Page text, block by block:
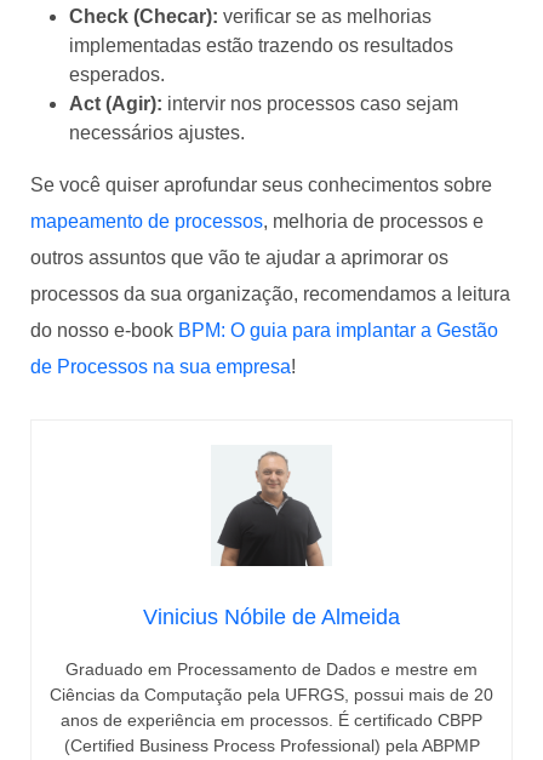
Check (Checar): verificar se as melhorias
implementadas estão trazendo os resultados
esperados.
Act (Agir): intervir nos processos caso sejam
necessários ajustes.
Se você quiser aprofundar seus conhecimentos sobre
mapeamento de processos, melhoria de processos e
outros assuntos que vão te ajudar a aprimorar os
processos da sua organização, recomendamos a leitura
do nosso e-book BPM: O guia para implantar a Gestão
de Processos na sua empresa!
Vinicius Nóbile de Almeida
Graduado em Processamento de Dados e mestre em
Ciências da Computação pela UFRGS, possui mais de 20
anos de experiência em processos. É certificado CBPP
(Certified Business Process Professional) pela ABPMP